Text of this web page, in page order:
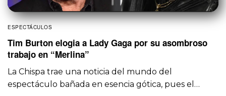
ESPECTÁCULOS
Tim Burton elogia a Lady Gaga por su asombroso
trabajo en “Merlina”
La Chispa trae una noticia del mundo del
espectáculo bañada en esencia gótica, pues el…